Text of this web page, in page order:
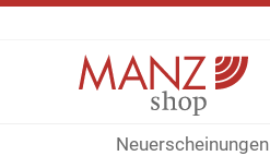
Neuerscheinungen